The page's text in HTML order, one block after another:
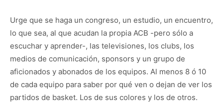
Urge que se haga un congreso, un estudio, un encuentro,
lo que sea, al que acudan la propia ACB -pero sólo a
escuchar y aprender-, las televisiones, los clubs, los
medios de comunicación, sponsors y un grupo de
aficionados y abonados de los equipos. Al menos 8 ó 10
de cada equipo para saber por qué ven o dejan de ver los
partidos de basket. Los de sus colores y los de otros.